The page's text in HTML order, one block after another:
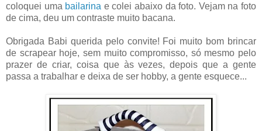
coloquei uma bailarina e colei abaixo da foto. Vejam na foto
de cima, deu um contraste muito bacana.
Obrigada Babi querida pelo convite! Foi muito bom brincar
de scrapear hoje, sem muito compromisso, só mesmo pelo
prazer de criar, coisa que às vezes, depois que a gente
passa a trabalhar e deixa de ser hobby, a gente esquece...